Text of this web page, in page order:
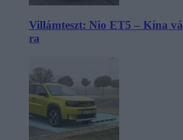
Villámteszt: Nio ET5 – Kína
ra